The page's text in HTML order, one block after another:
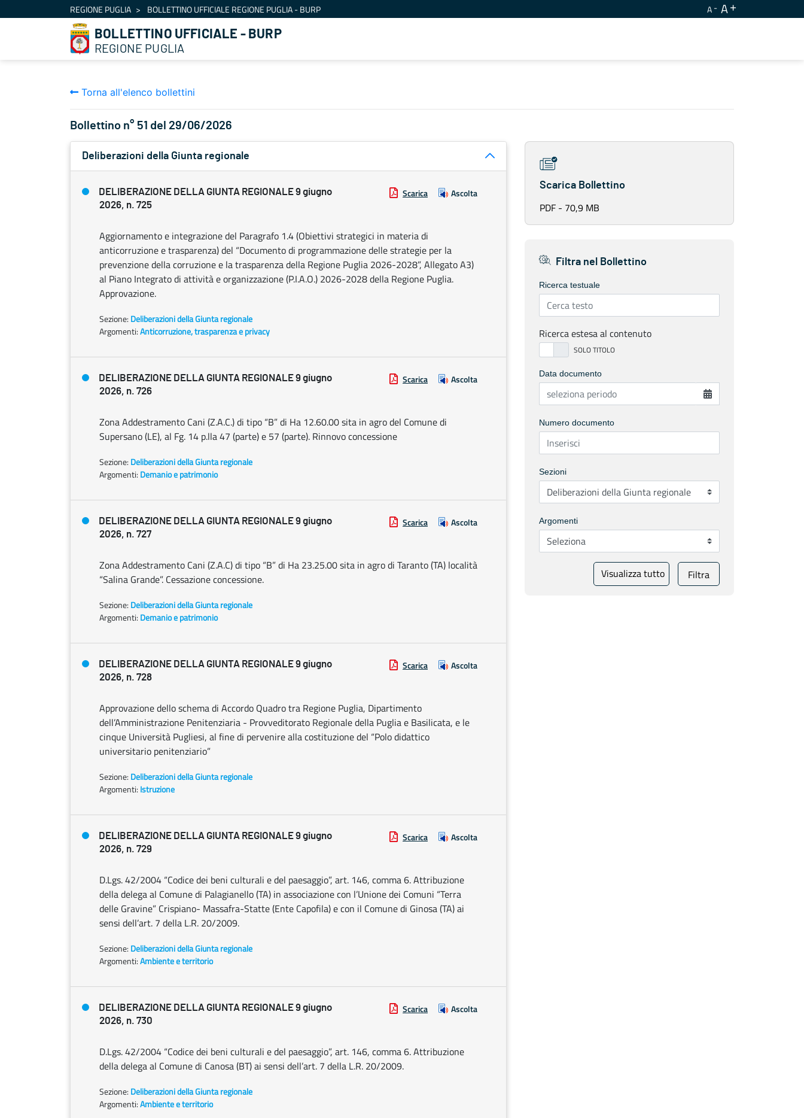
Salta al contenutoREGIONE PUGLIA BOLLETTINO UFFICIALE REGIONE PUGLIA - BURP A A
BOLLETTINO UFFICIALE - BURP
REGIONE PUGLIA
Torna all'elenco bollettini
Bollettino n° 51 del 29/06/2026
Deliberazioni della Giunta regionale
DELIBERAZIONE DELLA GIUNTA REGIONALE 9 giugno
2026, n. 725
Scarica Ascolta
Aggiornamento e integrazione del Paragrafo 1.4 (Obiettivi strategici in materia di
anticorruzione e trasparenza) del “Documento di programmazione delle strategie per la
prevenzione della corruzione e la trasparenza della Regione Puglia 2026-2028”, Allegato A3)
al Piano Integrato di attività e organizzazione (P.I.A.O.) 2026-2028 della Regione Puglia.
Approvazione.
Sezione: Deliberazioni della Giunta regionale
Argomenti:Anticorruzione, trasparenza e privacy
DELIBERAZIONE DELLA GIUNTA REGIONALE 9 giugno
2026, n. 726
Scarica Ascolta
Zona Addestramento Cani (Z.A.C.) di tipo “B” di Ha 12.60.00 sita in agro del Comune di
Supersano (LE), al Fg. 14 p.lla 47 (parte) e 57 (parte). Rinnovo concessione
Sezione: Deliberazioni della Giunta regionale
Argomenti: Demanio e patrimonio
DELIBERAZIONE DELLA GIUNTA REGIONALE 9 giugno
2026, n. 727
Scarica Ascolta
Zona Addestramento Cani (Z.A.C) di tipo “B” di Ha 23.25.00 sita in agro di Taranto (TA) località
“Salina Grande”. Cessazione concessione.
Sezione: Deliberazioni della Giunta regionale
Argomenti: Demanio e patrimonio
DELIBERAZIONE DELLA GIUNTA REGIONALE 9 giugno
2026, n. 728
Scarica Ascolta
Approvazione dello schema di Accordo Quadro tra Regione Puglia, Dipartimento
dell’Amministrazione Penitenziaria - Provveditorato Regionale della Puglia e Basilicata, e le
cinque Università Pugliesi, al fine di pervenire alla costituzione del “Polo didattico
universitario penitenziario”
Sezione: Deliberazioni della Giunta regionale
Argomenti: Istruzione
DELIBERAZIONE DELLA GIUNTA REGIONALE 9 giugno
2026, n. 729
Scarica Ascolta
D.Lgs. 42/2004 “Codice dei beni culturali e del paesaggio”, art. 146, comma 6. Attribuzione
della delega al Comune di Palagianello (TA) in associazione con l’Unione dei Comuni “Terra
delle Gravine” Crispiano- Massafra-Statte (Ente Capofila) e con il Comune di Ginosa (TA) ai
sensi dell’art. 7 della L.R. 20/2009.
Sezione: Deliberazioni della Giunta regionale
Argomenti:Ambiente e territorio
DELIBERAZIONE DELLA GIUNTA REGIONALE 9 giugno
2026, n. 730
Scarica Ascolta
D.Lgs. 42/2004 “Codice dei beni culturali e del paesaggio”, art. 146, comma 6. Attribuzione
della delega al Comune di Canosa (BT) ai sensi dell’art. 7 della L.R. 20/2009.
Sezione: Deliberazioni della Giunta regionale
Argomenti:Ambiente e territorio
Scarica Bollettino
PDF - 70,9 MB
Filtra nel Bollettino
Ricerca testuale
Ricerca estesa al contenuto
Data documento
Numero documento
Sezioni
Argomenti
Visualizza tutto Filtra